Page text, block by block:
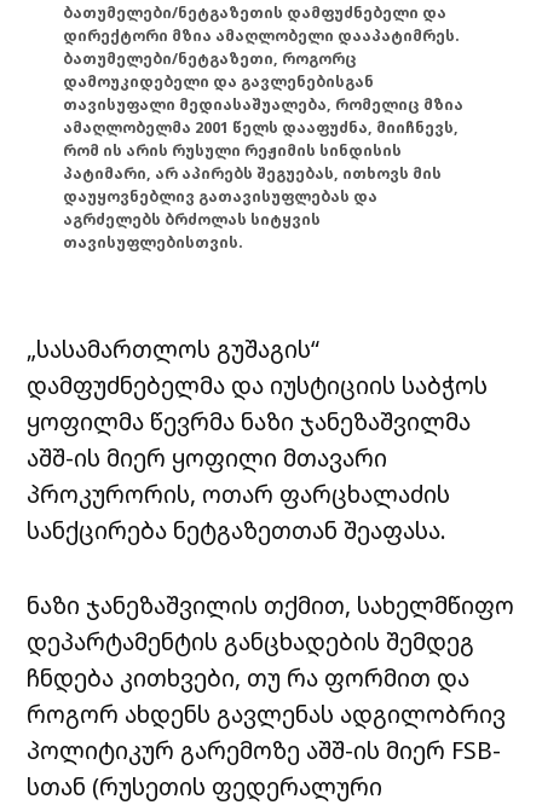
ბათუმელები/ნეტგაზეთის დამფუძნებელი და
დირექტორი მზია ამაღლობელი დააპატიმრეს.
ბათუმელები/ნეტგაზეთი, როგორც
დამოუკიდებელი და გავლენებისგან
თავისუფალი მედიასაშუალება, რომელიც მზია
ამაღლობელმა 2001 წელს დააფუძნა, მიიჩნევს,
რომ ის არის რუსული რეჟიმის სინდისის
პატიმარი, არ აპირებს შეგუებას, ითხოვს მის
დაუყოვნებლივ გათავისუფლებას და
აგრძელებს ბრძოლას სიტყვის
თავისუფლებისთვის.
„სასამართლოს გუშაგის“
დამფუძნებელმა და იუსტიციის საბჭოს
ყოფილმა წევრმა ნაზი ჯანეზაშვილმა
აშშ-ის მიერ ყოფილი მთავარი
პროკურორის, ოთარ ფარცხალაძის
სანქცირება ნეტგაზეთთან შეაფასა.
ნაზი ჯანეზაშვილის თქმით, სახელმწიფო
დეპარტამენტის განცხადების შემდეგ
ჩნდება კითხვები, თუ რა ფორმით და
როგორ ახდენს გავლენას ადგილობრივ
პოლიტიკურ გარემოზე აშშ-ის მიერ FSB-
სთან (რუსეთის ფედერალური